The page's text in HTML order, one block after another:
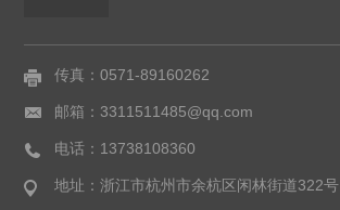
传真：0571-89160262
邮箱：3311511485@qq.com
电话：13738108360
地址：浙江市杭州市余杭区闲林街道322号